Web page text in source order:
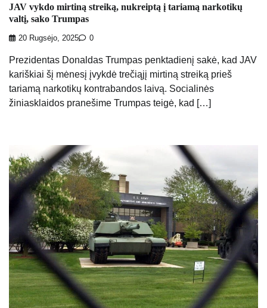
JAV vykdo mirtiną streiką, nukreiptą į tariamą narkotikų
valtį, sako Trumpas
20 Rugsėjo, 2025 0
Prezidentas Donaldas Trumpas penktadienį sakė, kad JAV
kariškiai šį mėnesį įvykdė trečiąjį mirtiną streiką prieš
tariamą narkotikų kontrabandos laivą. Socialinės
žiniasklaidos pranešime Trumpas teigė, kad […]